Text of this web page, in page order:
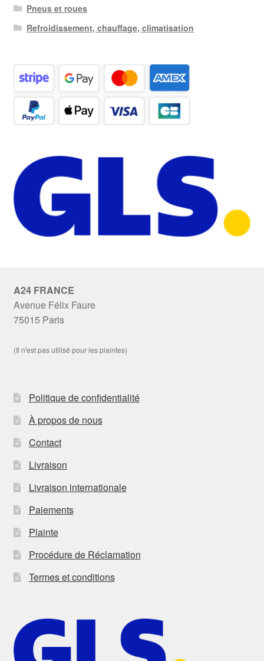
Pneus et roues
Refroidissement, chauffage, climatisation
A24 FRANCE
Avenue Félix Faure
75015 Paris
(Il n'est pas utilisé pour les plaintes)
Politique de confidentialité
À propos de nous
Contact
Livraison
Livraison internationale
Paiements
Plainte
Procédure de Réclamation
Termes et conditions